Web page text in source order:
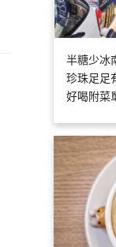
半糖少冰
珍珠足足
好喝附菜